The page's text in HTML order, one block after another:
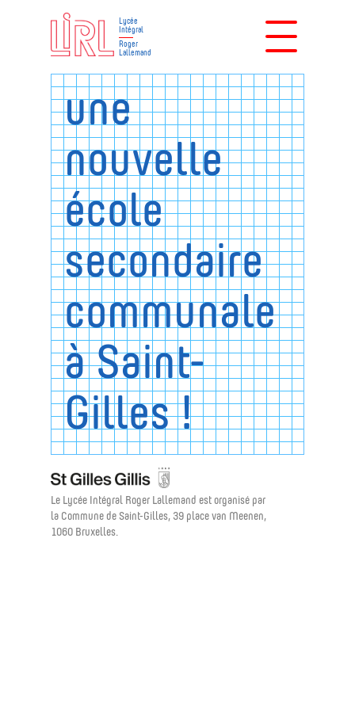
Lycée
Intégral
Roger
Lallemand
une
nouvelle
école
secondaire
communale
à Saint-
Gilles !
Le Lycée Intégral Roger Lallemand est organisé par
la Commune de Saint-Gilles, 39 place van Meenen,
1060 Bruxelles.